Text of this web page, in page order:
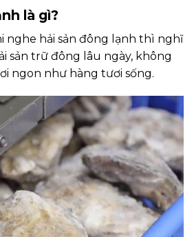
là gì?
nghe hải sản đông lạnh thì nghĩ
sản trữ đông lâu ngày, không
ngon như hàng tươi sống.